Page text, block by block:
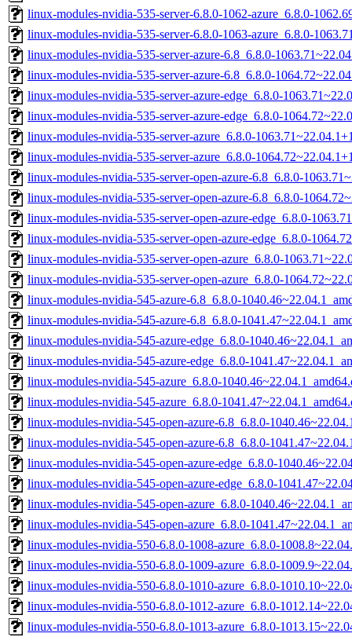
linux-modules-nvidia-535-server-6.8.0-1062-azure_6.8.0-
linux-modules-nvidia-535-server-6.8.0-1063-azure_6.8.0-
linux-modules-nvidia-535-server-azure-6.8_6.8.0-
linux-modules-nvidia-535-server-azure-6.8_6.8.0-
linux-modules-nvidia-535-server-azure-edge_6.8.0-
linux-modules-nvidia-535-server-azure-edge_6.8.0-
linux-modules-nvidia-535-server-azure_6.8.0-
linux-modules-nvidia-535-server-azure_6.8.0-
linux-modules-nvidia-535-server-open-azure-6.8_6.8.0-
linux-modules-nvidia-535-server-open-azure-6.8_6.8.0-
linux-modules-nvidia-535-server-open-azure-edge_6.8.0-
linux-modules-nvidia-535-server-open-azure-edge_6.8.0-
linux-modules-nvidia-535-server-open-azure_6.8.0-
linux-modules-nvidia-535-server-open-azure_6.8.0-
linux-modules-nvidia-545-azure-6.8_6.8.0-
linux-modules-nvidia-545-azure-6.8_6.8.0-
linux-modules-nvidia-545-azure-edge_6.8.0-
linux-modules-nvidia-545-azure-edge_6.8.0-
linux-modules-nvidia-545-azure_6.8.0-
linux-modules-nvidia-545-azure_6.8.0-
linux-modules-nvidia-545-open-azure-6.8_6.8.0-
linux-modules-nvidia-545-open-azure-6.8_6.8.0-
linux-modules-nvidia-545-open-azure-edge_6.8.0-
linux-modules-nvidia-545-open-azure-edge_6.8.0-
linux-modules-nvidia-545-open-azure_6.8.0-
linux-modules-nvidia-545-open-azure_6.8.0-
linux-modules-nvidia-550-6.8.0-1008-azure_6.8.0-
linux-modules-nvidia-550-6.8.0-1009-azure_6.8.0-
linux-modules-nvidia-550-6.8.0-1010-azure_6.8.0-
linux-modules-nvidia-550-6.8.0-1012-azure_6.8.0-
linux-modules-nvidia-550-6.8.0-1013-azure_6.8.0-